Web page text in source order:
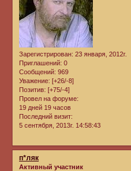
Зарегистрирован: 23 января, 2012г.
Приглашений: 0
Сообщений: 969
Уважение: [+26/-8]
Позитив: [+75/-4]
Провел на форуме:
19 дней 19 часов
Последний визит:
5 сентября, 2013г. 14:58:43
п*ляк
Активный участник